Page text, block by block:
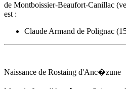
de Montboissier-Beaufort-Canillac
est :
Claude Armand de Polignac
Naissance de Rostaing d'Anc�zune